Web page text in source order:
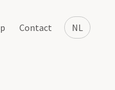
NL
Contact